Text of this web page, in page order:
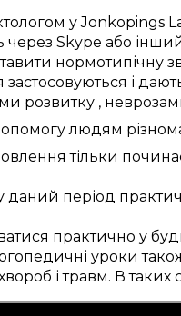
уJonkopings
через Skype або
нормотипічну
застосовуються і
розвитку ,
людям
тільки
даний період
практично у
уроки
і травм. В таких